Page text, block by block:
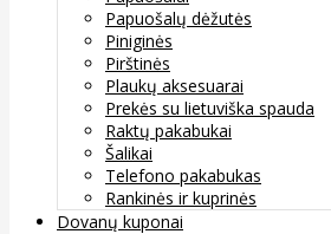
Papuošalų dėžutės
Piniginės
Pirštinės
Plaukų aksesuarai
Prekės su lietuviška spauda
Raktų pakabukai
Šalikai
Telefono pakabukas
Rankinės ir kuprinės
Dovanų kuponai